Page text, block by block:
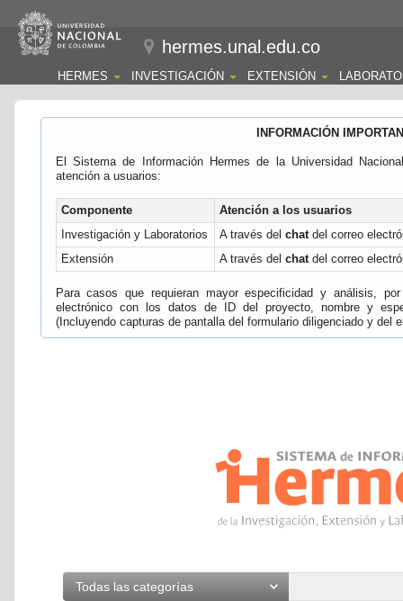
hermes.unal.edu.co
HERMES INVESTIGACIÓN EXTENSIÓN
INFORMACIÓN
El Sistema de Información Hermes de la Universidad
atención a usuarios:
Componente
Atención a los usuarios
Investigación y Laboratorios
A través del chatdel correo
Extensión
A través del chatdel correo
Para casos que requieran mayor especificidad y análisis,
electrónico con los datos de ID del proyecto, nombre y
(Incluyendo capturas de pantalla del formulario diligenciado y del
Todas las categorías